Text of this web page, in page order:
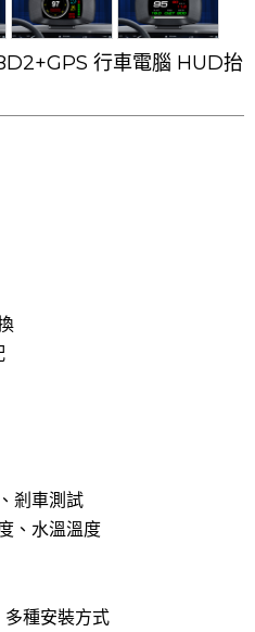
行車電腦 HUD抬
剎車測試
、水溫溫度
多種安裝方式